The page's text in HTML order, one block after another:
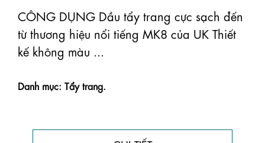
CÔNG DỤNG Dầu tẩy trang cực sạch đến
từ thương hiệu nổi tiếng MK8 của UK Thiết
kế không màu ...
Danh mục: Tẩy trang.